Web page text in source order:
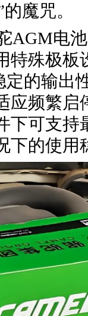
魔咒。
AGM电
特殊极板
的输出
应频繁启
下可支持
下的使用